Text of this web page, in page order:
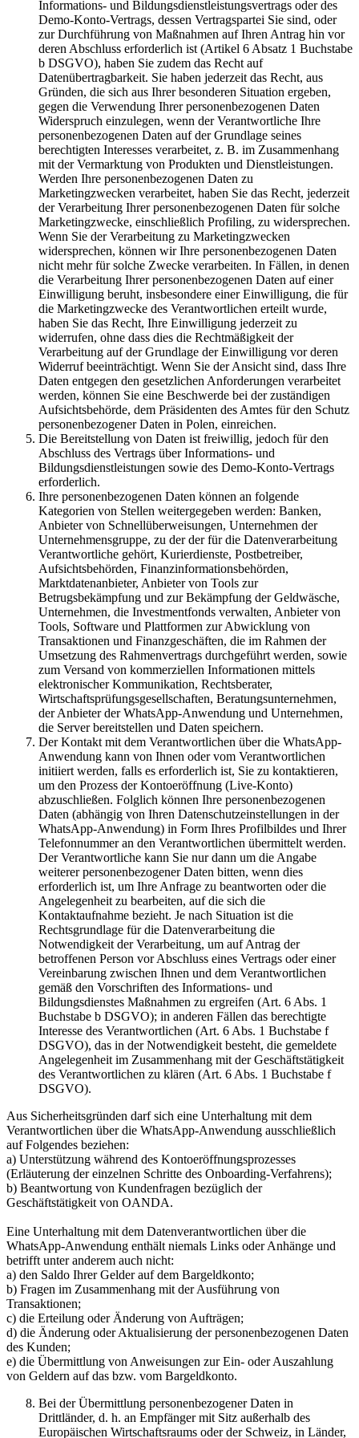
Informations- und Bildungsdienstleistungsvertrags oder des
Demo-Konto-Vertrags, dessen Vertragspartei Sie sind, oder
zur Durchführung von Maßnahmen auf Ihren Antrag hin vor
deren Abschluss erforderlich ist (Artikel 6 Absatz 1 Buchstabe
b DSGVO), haben Sie zudem das Recht auf
Datenübertragbarkeit. Sie haben jederzeit das Recht, aus
Gründen, die sich aus Ihrer besonderen Situation ergeben,
gegen die Verwendung Ihrer personenbezogenen Daten
Widerspruch einzulegen, wenn der Verantwortliche Ihre
personenbezogenen Daten auf der Grundlage seines
berechtigten Interesses verarbeitet, z. B. im Zusammenhang
mit der Vermarktung von Produkten und Dienstleistungen.
Werden Ihre personenbezogenen Daten zu
Marketingzwecken verarbeitet, haben Sie das Recht, jederzeit
der Verarbeitung Ihrer personenbezogenen Daten für solche
Marketingzwecke, einschließlich Profiling, zu widersprechen.
Wenn Sie der Verarbeitung zu Marketingzwecken
widersprechen, können wir Ihre personenbezogenen Daten
nicht mehr für solche Zwecke verarbeiten. In Fällen, in denen
die Verarbeitung Ihrer personenbezogenen Daten auf einer
Einwilligung beruht, insbesondere einer Einwilligung, die für
die Marketingzwecke des Verantwortlichen erteilt wurde,
haben Sie das Recht, Ihre Einwilligung jederzeit zu
widerrufen, ohne dass dies die Rechtmäßigkeit der
Verarbeitung auf der Grundlage der Einwilligung vor deren
Widerruf beeinträchtigt. Wenn Sie der Ansicht sind, dass Ihre
Daten entgegen den gesetzlichen Anforderungen verarbeitet
werden, können Sie eine Beschwerde bei der zuständigen
Aufsichtsbehörde, dem Präsidenten des Amtes für den Schutz
personenbezogener Daten in Polen, einreichen.
Die Bereitstellung von Daten ist freiwillig, jedoch für den
Abschluss des Vertrags über Informations- und
Bildungsdienstleistungen sowie des Demo-Konto-Vertrags
erforderlich.
Ihre personenbezogenen Daten können an folgende
Kategorien von Stellen weitergegeben werden: Banken,
Anbieter von Schnellüberweisungen, Unternehmen der
Unternehmensgruppe, zu der der für die Datenverarbeitung
Verantwortliche gehört, Kurierdienste, Postbetreiber,
Aufsichtsbehörden, Finanzinformationsbehörden,
Marktdatenanbieter, Anbieter von Tools zur
Betrugsbekämpfung und zur Bekämpfung der Geldwäsche,
Unternehmen, die Investmentfonds verwalten, Anbieter von
Tools, Software und Plattformen zur Abwicklung von
Transaktionen und Finanzgeschäften, die im Rahmen der
Umsetzung des Rahmenvertrags durchgeführt werden, sowie
zum Versand von kommerziellen Informationen mittels
elektronischer Kommunikation, Rechtsberater,
Wirtschaftsprüfungsgesellschaften, Beratungsunternehmen,
der Anbieter der WhatsApp-Anwendung und Unternehmen,
die Server bereitstellen und Daten speichern.
Der Kontakt mit dem Verantwortlichen über die WhatsApp-
Anwendung kann von Ihnen oder vom Verantwortlichen
initiiert werden, falls es erforderlich ist, Sie zu kontaktieren,
um den Prozess der Kontoeröffnung (Live-Konto)
abzuschließen. Folglich können Ihre personenbezogenen
Daten (abhängig von Ihren Datenschutzeinstellungen in der
WhatsApp-Anwendung) in Form Ihres Profilbildes und Ihrer
Telefonnummer an den Verantwortlichen übermittelt werden.
Der Verantwortliche kann Sie nur dann um die Angabe
weiterer personenbezogener Daten bitten, wenn dies
erforderlich ist, um Ihre Anfrage zu beantworten oder die
Angelegenheit zu bearbeiten, auf die sich die
Kontaktaufnahme bezieht. Je nach Situation ist die
Rechtsgrundlage für die Datenverarbeitung die
Notwendigkeit der Verarbeitung, um auf Antrag der
betroffenen Person vor Abschluss eines Vertrags oder einer
Vereinbarung zwischen Ihnen und dem Verantwortlichen
gemäß den Vorschriften des Informations- und
Bildungsdienstes Maßnahmen zu ergreifen (Art. 6 Abs. 1
Buchstabe b DSGVO); in anderen Fällen das berechtigte
Interesse des Verantwortlichen (Art. 6 Abs. 1 Buchstabe f
DSGVO), das in der Notwendigkeit besteht, die gemeldete
Angelegenheit im Zusammenhang mit der Geschäftstätigkeit
des Verantwortlichen zu klären (Art. 6 Abs. 1 Buchstabe f
DSGVO).
Aus Sicherheitsgründen darf sich eine Unterhaltung mit dem
Verantwortlichen über die WhatsApp-Anwendung ausschließlich
auf Folgendes beziehen:
a) Unterstützung während des Kontoeröffnungsprozesses
(Erläuterung der einzelnen Schritte des Onboarding-Verfahrens);
b) Beantwortung von Kundenfragen bezüglich der
Geschäftstätigkeit von OANDA.
Eine Unterhaltung mit dem Datenverantwortlichen über die
WhatsApp-Anwendung enthält niemals Links oder Anhänge und
betrifft unter anderem auch nicht:
a) den Saldo Ihrer Gelder auf dem Bargeldkonto;
b) Fragen im Zusammenhang mit der Ausführung von
Transaktionen;
c) die Erteilung oder Änderung von Aufträgen;
d) die Änderung oder Aktualisierung der personenbezogenen Daten
des Kunden;
e) die Übermittlung von Anweisungen zur Ein- oder Auszahlung
von Geldern auf das bzw. vom Bargeldkonto.
Bei der Übermittlung personenbezogener Daten in
Drittländer, d. h. an Empfänger mit Sitz außerhalb des
Europäischen Wirtschaftsraums oder der Schweiz, in Länder,